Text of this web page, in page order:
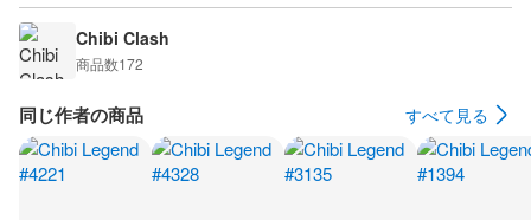
Chibi Clash
商品数172
同じ作者の商品 すべて見る